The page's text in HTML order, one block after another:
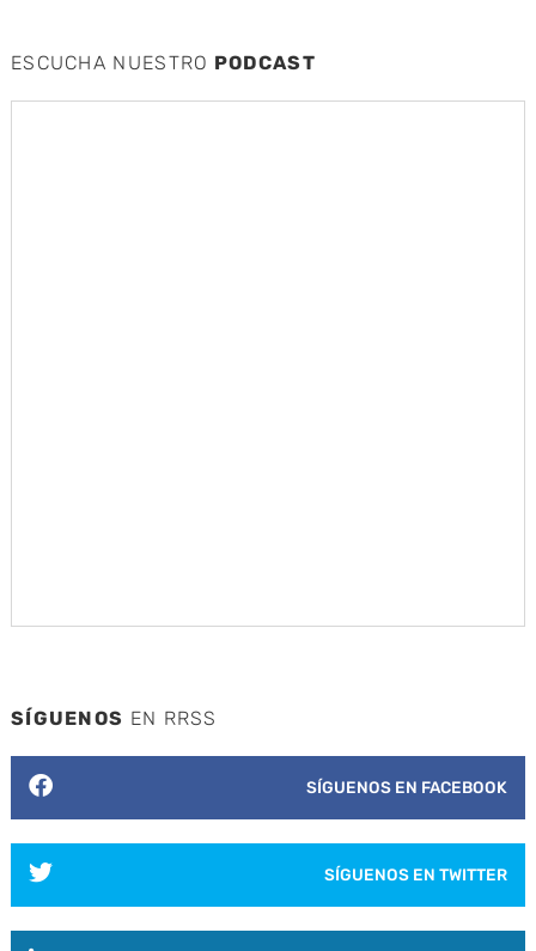
ESCUCHA NUESTRO PODCAST
SÍGUENOS EN RRSS
SÍGUENOS EN FACEBOOK
SÍGUENOS EN TWITTER